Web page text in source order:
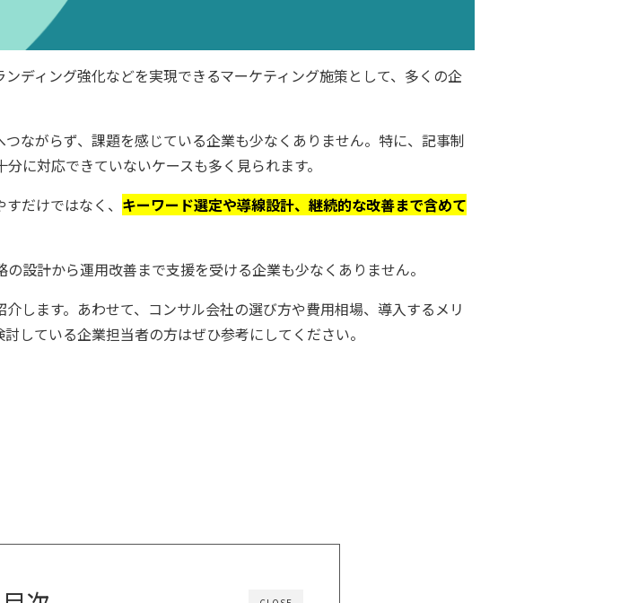
ディング強化などを実現できるマーケティング施策として、多くの企
ながらず、課題を感じている企業も少なくありません。特に、記事制
に対応できていないケースも多く見られます。
だけではなく、 キーワード選定や導線設計、継続的な改善まで含めて
設計から運用改善まで支援を受ける企業も少なくありません。
します。あわせて、コンサル会社の選び方や費用相場、導入するメリ
している企業担当者の方はぜひ参考にしてください。